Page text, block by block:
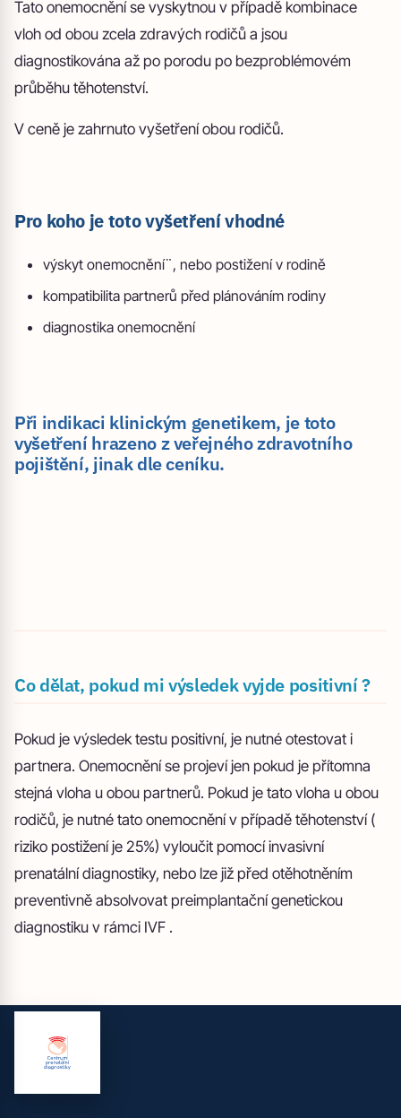
Tato onemocnění se vyskytnou v případě kombinace
vloh od obou zcela zdravých rodičů a jsou
diagnostikována až po porodu po bezproblémovém
průběhu těhotenství.
V ceně je zahrnuto vyšetření obou rodičů.
Pro koho je toto vyšetření vhodné
výskyt onemocnění¨, nebo postižení v rodině
kompatibilita partnerů před plánováním rodiny
diagnostika onemocnění
Při indikaci klinickým genetikem, je toto
vyšetření hrazeno z veřejného zdravotního
pojištění, jinak dle ceníku.
Co dělat, pokud mi výsledek vyjde positivní ?
Pokud je výsledek testu positivní, je nutné otestovat i
partnera. Onemocnění se projeví jen pokud je přítomna
stejná vloha u obou partnerů. Pokud je tato vloha u obou
rodičů, je nutné tato onemocnění v případě těhotenství (
riziko postižení je 25%) vyloučit pomocí invasivní
prenatální diagnostiky, nebo lze již před otěhotněním
preventivně absolvovat preimplantační genetickou
diagnostiku v rámci IVF .